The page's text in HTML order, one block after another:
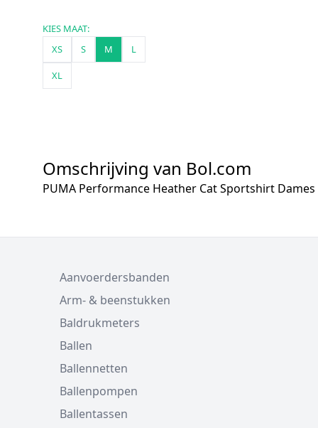
KIES MAAT:
XS
S M L
XL
Omschrijving van Bol.com
PUMA Performance Heather Cat Sportshirt Dames
Aanvoerdersbanden
Arm- & beenstukken
Baldrukmeters
Ballen
Ballennetten
Ballenpompen
Ballentassen